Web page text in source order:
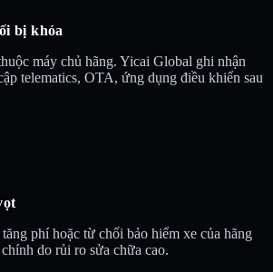
bị khóa
máy chủ hãng. Yicai Global ghi nhận
telematics, OTA, ứng dụng điều khiển sau
phí hoặc từ chối bảo hiểm xe của hãng
do rủi ro sửa chữa cao.